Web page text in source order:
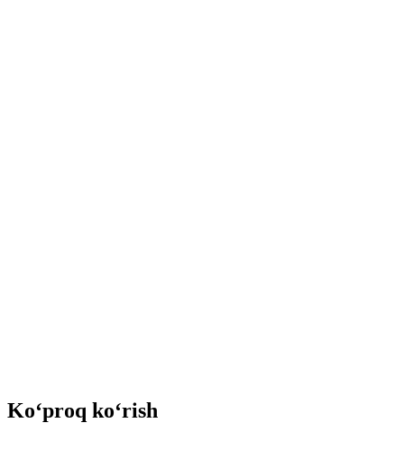
Ko‘proq ko‘rish